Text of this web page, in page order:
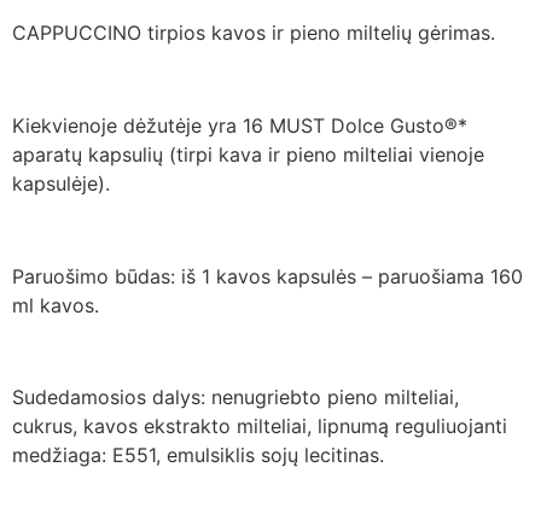
CAPPUCCINO tirpios kavos ir pieno miltelių gėrimas.
Kiekvienoje dėžutėje yra 16 MUST Dolce Gusto®*
aparatų kapsulių (tirpi kava ir pieno milteliai vienoje
kapsulėje).
Paruošimo būdas: iš 1 kavos kapsulės – paruošiama 160
ml kavos.
Sudedamosios dalys: nenugriebto pieno milteliai,
cukrus, kavos ekstrakto milteliai, lipnumą reguliuojanti
medžiaga: E551, emulsiklis sojų lecitinas.